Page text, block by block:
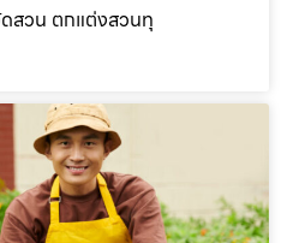
สวน ตกแต่งสวนทุ